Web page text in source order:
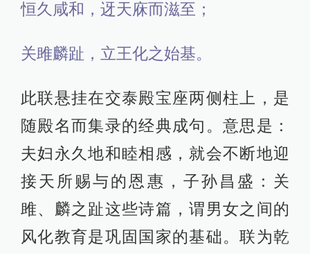
恒久咸和，迓天庥而滋至；
关雎麟趾，立王化之始基。
此联悬挂在交泰殿宝座两侧柱上，是
随殿名而集录的经典成句。意思是：
夫妇永久地和睦相感，就会不断地迎
接天所赐与的恩惠，子孙昌盛：关
雎、麟之趾这些诗篇，谓男女之间的
风化教育是巩固国家的基础。联为乾